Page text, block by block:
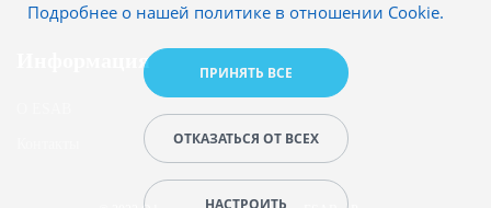
Подробнее о нашей политике в отношении Cookie.
ПРИНЯТЬ ВСЕ
ОТКАЗАТЬСЯ ОТ ВСЕХ
НАСТРОИТЬ
Информация